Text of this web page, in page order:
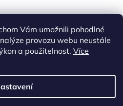
Vám umožnili pohodlné
provozu webu neustále
a použitelnost. Více
míst po celé ČR
Shoptet